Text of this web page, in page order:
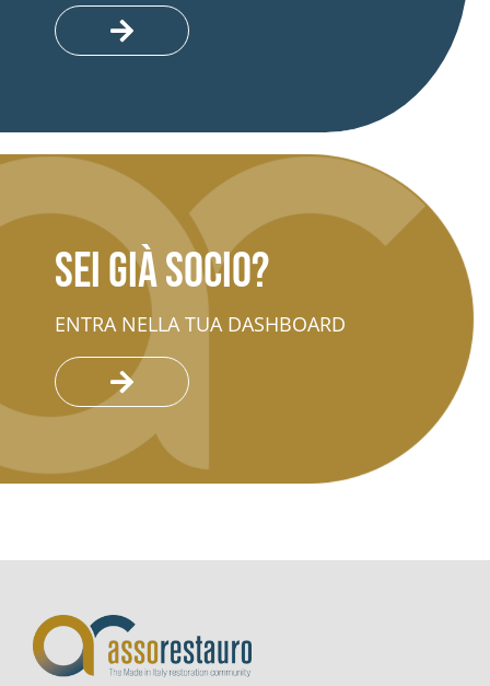
Sei già socio?
ENTRA NELLA TUA DASHBOARD